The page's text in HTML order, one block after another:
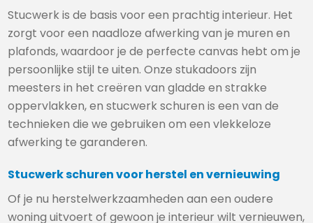
Stucwerk is de basis voor een prachtig interieur. Het
zorgt voor een naadloze afwerking van je muren en
plafonds, waardoor je de perfecte canvas hebt om je
persoonlijke stijl te uiten. Onze stukadoors zijn
meesters in het creëren van gladde en strakke
oppervlakken, en stucwerk schuren is een van de
technieken die we gebruiken om een vlekkeloze
afwerking te garanderen.
Stucwerk schuren voor herstel en vernieuwing
Of je nu herstelwerkzaamheden aan een oudere
woning uitvoert of gewoon je interieur wilt vernieuwen,